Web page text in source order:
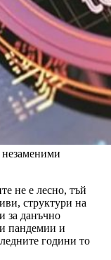
не е лесно, тъй
структури на
за данъчно
пандемии и
години то